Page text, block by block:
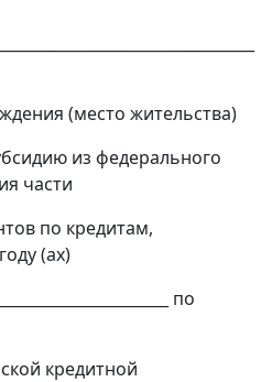
(место жительства)
из федерального
части
по кредитам,
(ах)
по
кредитной